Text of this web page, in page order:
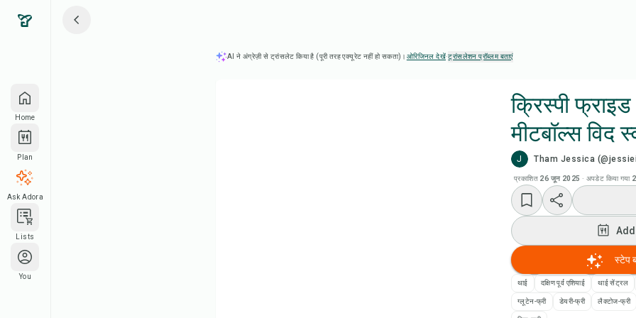
Home
Plan
Ask Adora
Lists
You
AI ने अंग्रेज़ी से ट्रांसलेट किया है (पूरी तरह एक्यूरेट नहीं हो सकता)। ओरिजिनल देखें·ट्रांसलेशन प्रॉब्लम बताएं
क्रिस्पी
मीटबॉल्स विद
J Tham Jessica
प्रकाशित 26 जून 2025 · अपडेट किया गया
स्टेप
थाई दक्षिण पूर्व एशियाई थाई सेंट्रल
ग्लूटेन-फ्री डेयरी-फ्री लैक्टोज-फ्री